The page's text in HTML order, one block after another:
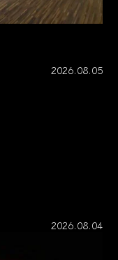
2026.08.05
2026.08.04